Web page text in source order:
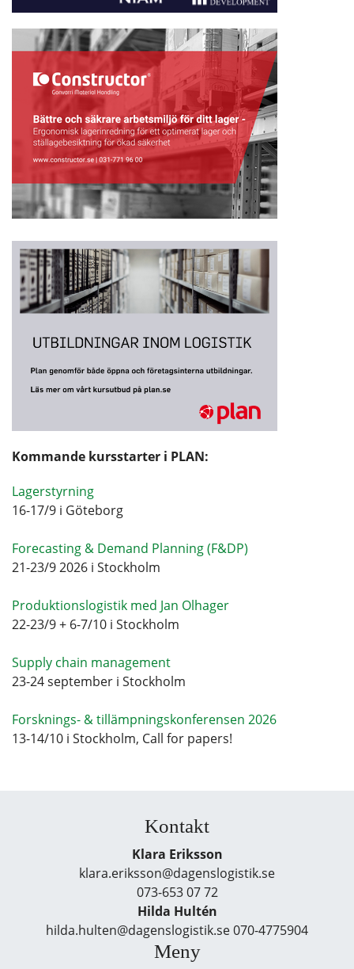
Kommande kursstarter i PLAN:
Lagerstyrning
16-17/9 i Göteborg
Forecasting & Demand Planning (F&DP)
21-23/9 2026 i Stockholm
Produktionslogistik med Jan Olhager
22-23/9 + 6-7/10 i Stockholm
Supply chain management
23-24 september i Stockholm
Forsknings- & tillämpningskonferensen 2026
13-14/10 i Stockholm, Call for papers!
Kontakt
Klara Eriksson
klara.eriksson@dagenslogistik.se
073-653 07 72
Hilda Hultén
hilda.hulten@dagenslogistik.se 070-4775904
Meny